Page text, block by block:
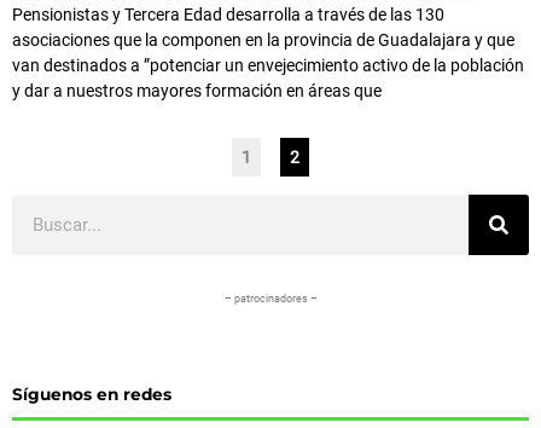
Pensionistas y Tercera Edad desarrolla a través de las 130
asociaciones que la componen en la provincia de Guadalajara y que
van destinados a ”potenciar un envejecimiento activo de la población
y dar a nuestros mayores formación en áreas que
1 2
– patrocinadores –
Síguenos en redes